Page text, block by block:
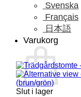
Svenska
Français
日本語
Varukorg
Slut i lager